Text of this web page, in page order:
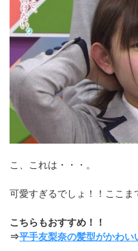
こ、これは・・・。
可愛すぎるでしょ！！ここま
こちらもおすすめ！！
⇒平手友梨奈の髪型がかわい